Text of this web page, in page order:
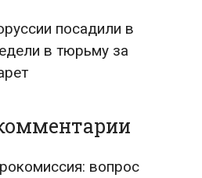
посадили в
в тюрьму за
вопрос